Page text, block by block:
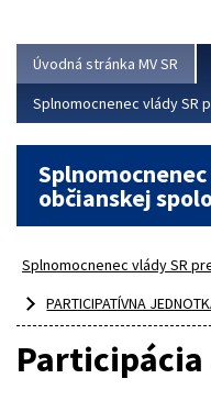
Úvodná stránka MV SR
Splnomocnenec vlády SR
občianskej
Splnomocnenec vlády SR
PARTICIPATÍVNA
Participácia